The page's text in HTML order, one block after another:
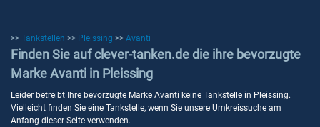
>> Tankstellen >> Pleissing >> Avanti
Finden Sie auf clever-tanken.de die ihre bevorzugte
Marke Avanti in Pleissing
Leider betreibt Ihre bevorzugte Marke Avanti keine Tankstelle in Pleissing.
Vielleicht finden Sie eine Tankstelle, wenn Sie unsere Umkreissuche am
Anfang dieser Seite verwenden.